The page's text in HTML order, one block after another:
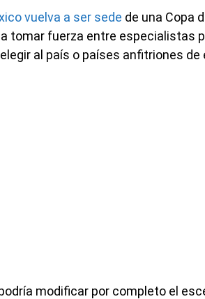
vuelva a ser sede de una Copa
tomar fuerza entre especialistas
al país o países anfitriones de
modificar por completo el